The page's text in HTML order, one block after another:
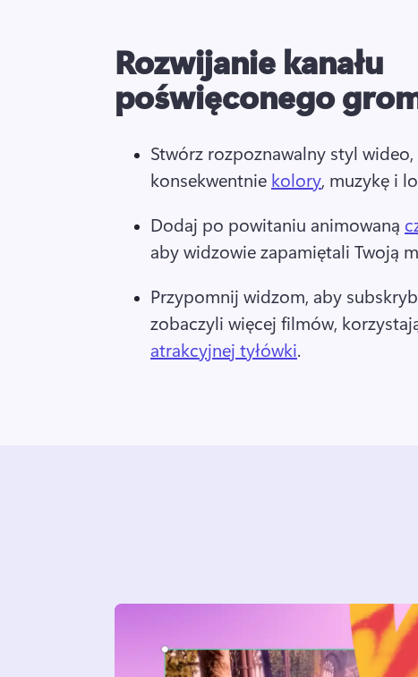
Rozwijanie kanału
poświęconego
Stwórz rozpoznawalny styl
konsekwentnie kolory, muzykę i
Dodaj po powitaniu animowaną
aby widzowie zapamiętali Twoją
Przypomnij widzom, aby
zobaczyli więcej filmów,
atrakcyjnej tyłówki.